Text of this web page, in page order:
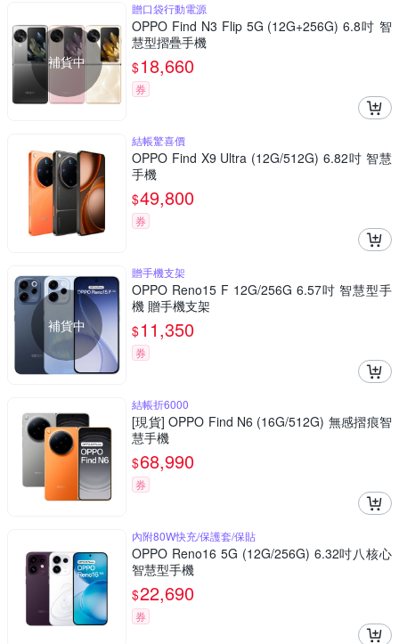
補貨中
贈口袋行動電源
OPPO Find N3 Flip 5G (12G+256G) 6.8吋 智
慧型摺疊手機
$18,660
券
結帳驚喜價
OPPO Find X9 Ultra (12G/512G) 6.82吋 智慧
手機
$49,800
券
補貨中
贈手機支架
OPPO Reno15 F 12G/256G 6.57吋 智慧型手
機 贈手機支架
$11,350
券
結帳折6000
[現貨] OPPO Find N6 (16G/512G) 無感摺痕智
慧手機
$68,990
券
內附80W快充/保護套/保貼
OPPO Reno16 5G (12G/256G) 6.32吋八核心
智慧型手機
$22,690
券